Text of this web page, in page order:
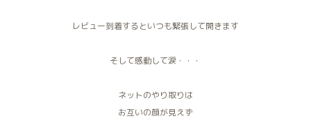
レビュー到着するといつも緊張して開きます
そして感動して涙・・・
ネットのやり取りは
お互いの顔が見えず